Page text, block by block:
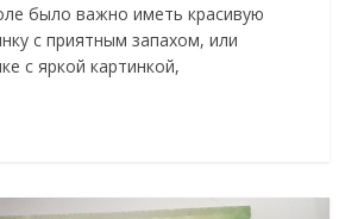
было важно иметь красивую
с приятным запахом, или
с яркой картинкой,